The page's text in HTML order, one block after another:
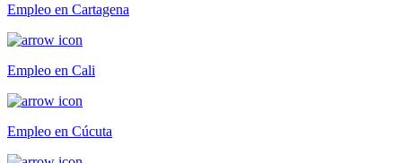
Empleo en Cartagena
Empleo en Cali
Empleo en Cúcuta